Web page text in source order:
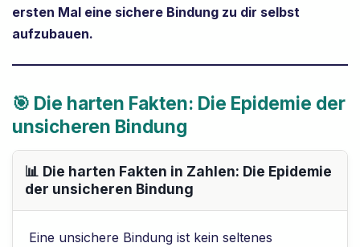
ersten Mal eine sichere Bindung zu dir selbst
aufzubauen.
🎯 Die harten Fakten: Die Epidemie der
unsicheren Bindung
📊 Die harten Fakten in Zahlen: Die Epidemie
der unsicheren Bindung
Eine unsichere Bindung ist kein seltenes